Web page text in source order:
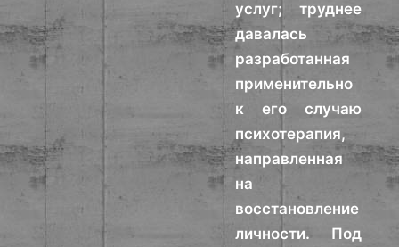
услуг; труднее
давалась
разработанная
применительно
к его случаю
психотерапия,
направленная
на
восстановление
личности. Под